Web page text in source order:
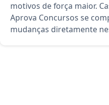
motivos de força maior.
Aprova Concursos se
mudanças diretamente